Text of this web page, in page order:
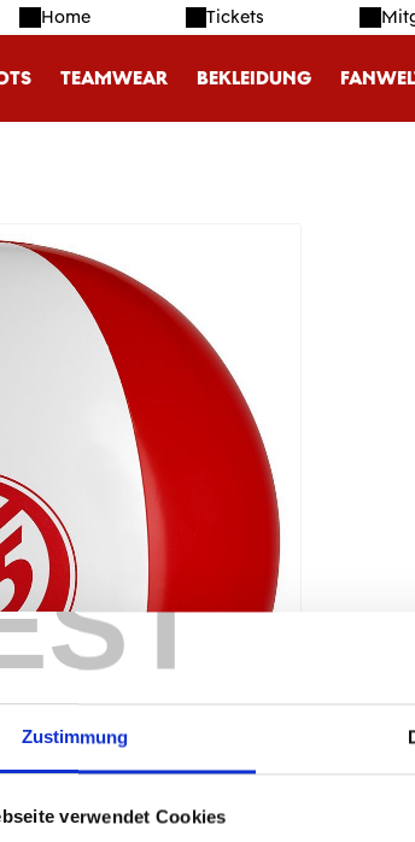
Zustimmung
verwendet Cookies
Home Tickets
TEAMWEAR BEKLEIDUNG